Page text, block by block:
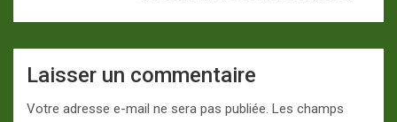
Laisser un commentaire
Votre adresse e-mail ne sera pas publiée. Les champs